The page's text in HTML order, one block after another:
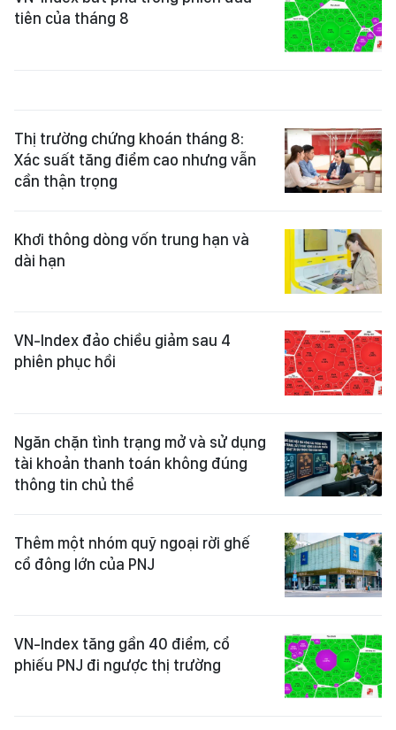
tiên của tháng 8
Thị trường chứng khoán tháng 8:
Xác suất tăng điểm cao nhưng vẫn
cần thận trọng
Khơi thông dòng vốn trung hạn và
dài hạn
VN-Index đảo chiều giảm sau 4
phiên phục hồi
Ngăn chặn tình trạng mở và sử dụng
tài khoản thanh toán không đúng
thông tin chủ thể
Thêm một nhóm quỹ ngoại rời ghế
cổ đông lớn của PNJ
VN-Index tăng gần 40 điểm, cổ
phiếu PNJ đi ngược thị trường